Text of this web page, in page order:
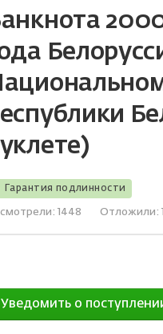
Гарантия подлинности
1448 Отложили:
Уведомить о